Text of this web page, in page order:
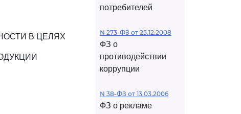
В ЦЕЛЯХ
потребителей
N 273-ФЗ от 25.12.2008
ФЗ о
противодействии
коррупции
N 38-ФЗ от 13.03.2006
ФЗ о рекламе